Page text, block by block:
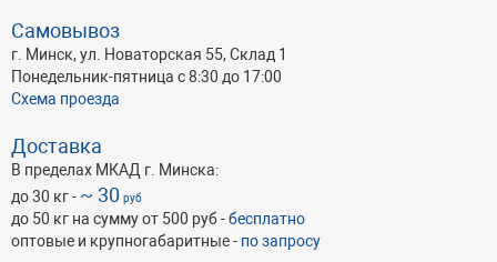
Самовывоз
г. Минск, ул. Новаторская 55, Склад 1
Понедельник-пятница с 8:30 до 17:00
Схема проезда
Доставка
В пределах МКАД г. Минска:
до 30 кг - ~ 30 руб
до 50 кг на сумму от 500 руб -бесплатно
оптовые и крупногабаритные - по запросу